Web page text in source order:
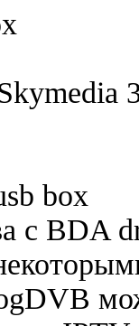
box
с BDA